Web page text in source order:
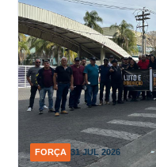
FORÇA 31 JUL 2026